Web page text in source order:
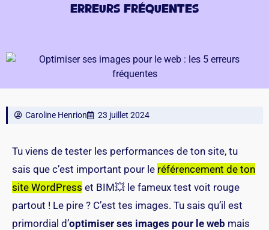
erreurs fréquentes
Caroline Henrion 23 juillet 2024
Tu viens de tester les performances de ton site, tu
sais que c’est important pour le référencement de ton
site WordPress et BIM💥 le fameux test voit rouge
partout ! Le pire ? C’est tes images. Tu sais qu’il est
primordial d’optimiser ses images pour le web mais